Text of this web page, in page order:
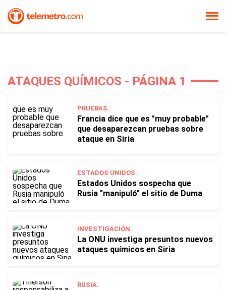
ATAQUES QUÍMICOS - PÁGINA 1
PRUEBAS.
Francia dice que es "muy probable"
que desaparezcan pruebas sobre
ataque en Siria
ESTADOS UNIDOS.
Estados Unidos sospecha que
Rusia "manipuló" el sitio de Duma
INVESTIGACIÓN.
La ONU investiga presuntos nuevos
ataques químicos en Siria
RUSIA.